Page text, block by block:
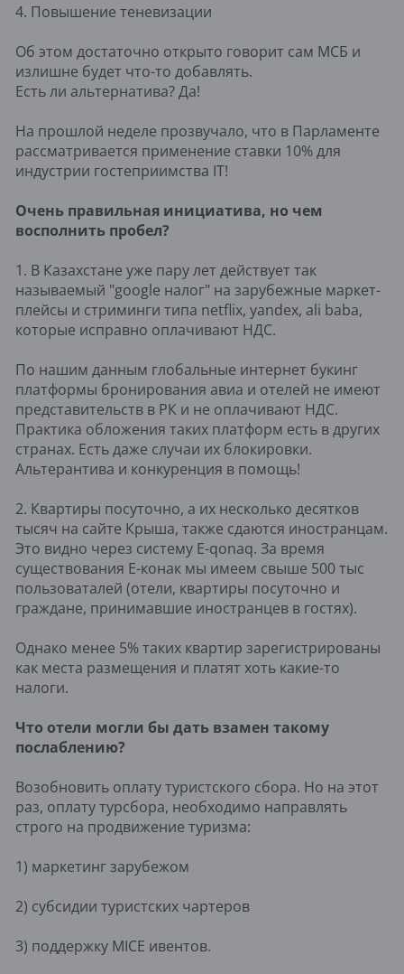
4. Повышение теневизации
Об этом достаточно открыто говорит сам МСБ и
излишне будет что-то добавлять.
Есть ли альтернатива? Да!
На прошлой неделе прозвучало, что в Парламенте
рассматривается применение ставки 10% для
индустрии гостеприимства IT!
Очень правильная инициатива, но чем
восполнить пробел?
1. В Казахстане уже пару лет действует так
называемый "google налог" на зарубежные маркет-
плейсы и стриминги типа netflix, yandex, ali baba,
которые исправно оплачивают НДС.
По нашим данным глобальные интернет букинг
платформы бронирования авиа и отелей не имеют
представительств в РК и не оплачивают НДС.
Практика обложения таких платформ есть в других
странах. Есть даже случаи их блокировки.
Альтерантива и конкуренция в помощь!
2. Квартиры посуточно, а их несколько десятков
тысяч на сайте Крыша, также сдаются иностранцам.
Это видно через систему E-qonaq. За время
существования Е-конак мы имеем свыше 500 тыс
пользоваталей (отели, квартиры посуточно и
граждане, принимавшие иностранцев в гостях).
Однако менее 5% таких квартир зарегистрированы
как места размещения и платят хоть какие-то
налоги.
Что отели могли бы дать взамен такому
послаблению?
Возобновить оплату туристского сбора. Но на этот
раз, оплату турсбора, необходимо направлять
строго на продвижение туризма:
1) маркетинг зарубежом
2) субсидии туристских чартеров
3) поддержку MICE ивентов.